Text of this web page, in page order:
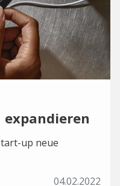
expandieren
up neue
04.02.2022